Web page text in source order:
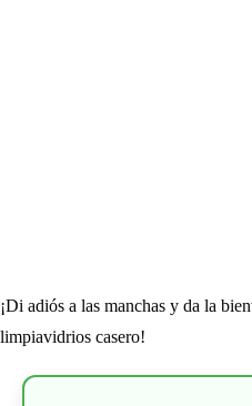
¡Di adiós a las manchas y da la
limpiavidrios casero!